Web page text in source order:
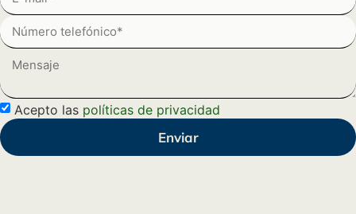
Acepto las políticas de privacidad
Enviar